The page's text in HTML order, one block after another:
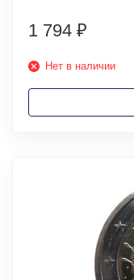
1 794 ₽
Нет в наличии